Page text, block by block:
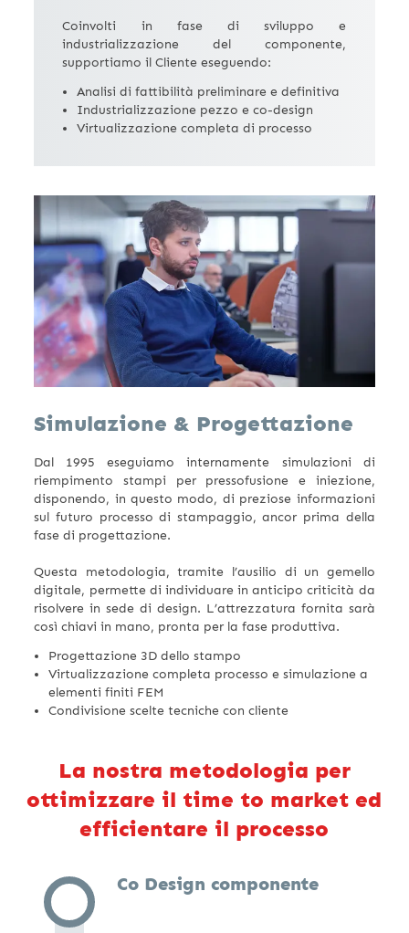
Coinvolti in fase di sviluppo e
industrializzazione del componente,
supportiamo il Cliente eseguendo:
Analisi di fattibilità preliminare e definitiva
Industrializzazione pezzo e co-design
Virtualizzazione completa di processo
Simulazione & Progettazione
Dal 1995 eseguiamo internamente simulazioni di
riempimento stampi per pressofusione e iniezione,
disponendo, in questo modo, di preziose informazioni
sul futuro processo di stampaggio, ancor prima della
fase di progettazione.
Questa metodologia, tramite l’ausilio di un gemello
digitale, permette di individuare in anticipo criticità da
risolvere in sede di design. L’attrezzatura fornita sarà
così chiavi in mano, pronta per la fase produttiva.
Progettazione 3D dello stampo
Virtualizzazione completa processo e simulazione a
elementi finiti FEM
Condivisione scelte tecniche con cliente
La nostra metodologia per
ottimizzare il time to market ed
efficientare il processo
Co Design componente